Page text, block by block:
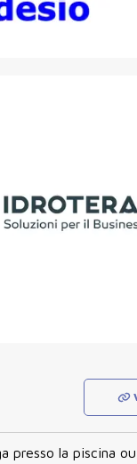
presso la piscina